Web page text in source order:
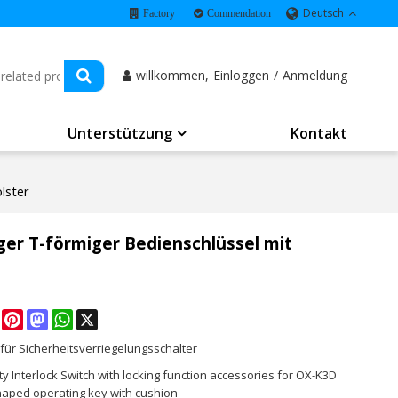
Factory Commendation Deutsch
willkommen, Einloggen / Anmeldung
Unterstützung Kontakt
T-förmiger Bedienschlüssel mit
PinterestMastodonWhatsApp
Sicherheitsverriegelungsschalter
Interlock Switch with locking function accessories for OX-K3D
operating key with cushion